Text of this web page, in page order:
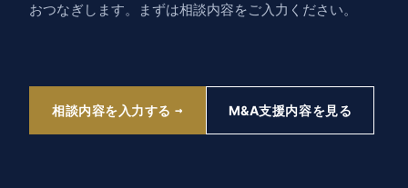
おつなぎします。まずは相談内容をご入力ください。
相談内容を入力する M&A支援内容を見る